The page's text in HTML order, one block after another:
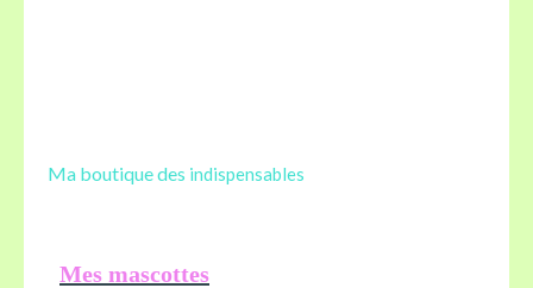
Ma boutique des indispensables
Mes mascottes